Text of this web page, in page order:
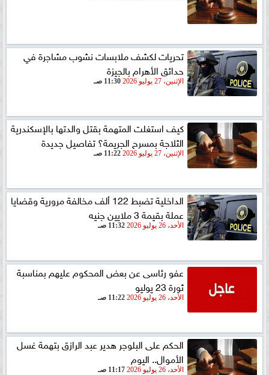
تحريات لكشف ملابسات نشوب مشاجرة في
حدائق الأهرام بالجيزة
الإثنين، 27 يوليو 2026 11:30 صـ
كيف استغلت المتهمة بقتل والدتها بالإسكندرية
الثلاجة بمسرح الجريمة؟ تفاصيل جديدة
الإثنين، 27 يوليو 2026 11:22 صـ
الداخلية تضبط 122 ألف مخالفة مرورية وقضايا
عملة بقيمة 3 ملايين جنيه
الأحد، 26 يوليو 2026 11:32 صـ
عفو رئاسى عن بعض المحكوم عليهم بمناسبة
ثورة 23 يوليو
الأحد، 26 يوليو 2026 11:22 صـ
الحكم على البلوجر هدير عبد الرازق بتهمة غسل
الأموال.. اليوم
الأحد، 26 يوليو 2026 11:17 صـ